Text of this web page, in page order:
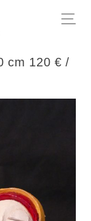
cm 120 € /